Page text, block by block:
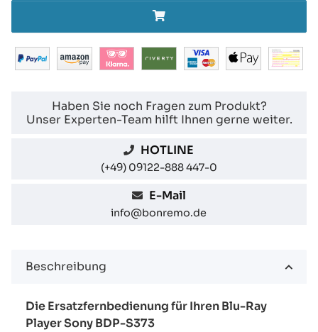
Haben Sie noch Fragen zum Produkt?
Unser Experten-Team hilft Ihnen gerne weiter.
HOTLINE
(+49) 09122-888 447-0
E-Mail
info@bonremo.de
Beschreibung
Die Ersatzfernbedienung für Ihren Blu-Ray
Player Sony BDP-S373